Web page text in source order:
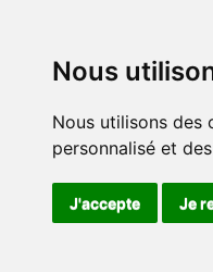
Nous
Nous utilisons des
personnalisé et
J'accepte Je